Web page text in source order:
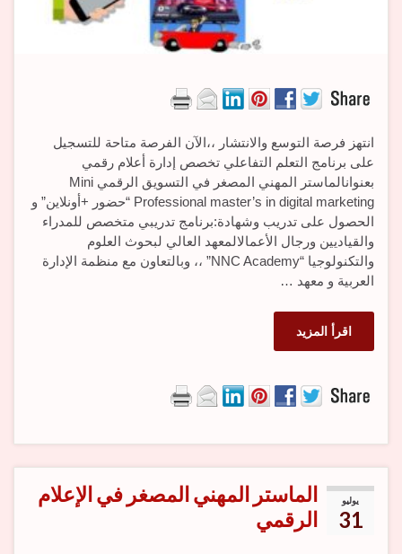
انتهز فرصة التوسع والانتشار ،،الآن الفرصة متاحة للتسجيل
على برنامج التعلم التفاعلي تخصص إدارة أعلام رقمي
بعنوانالماستر المهني المصغر في التسويق الرقمي Mini
Professional master’s in digital marketing “حضور +أونلاين” و
الحصول على تدريب وشهادة:برنامج تدريبي متخصص للمدراء
والقياديين ورجال الأعمالالمعهد العالي لبحوث العلوم
والتكنولوجيا “NNC Academy” ،، وبالتعاون مع منظمة الإدارة
العربية و معهد …
اقرأ المزيد
يوليو
31
الماستر المهني المصغر في الإعلام
الرقمي